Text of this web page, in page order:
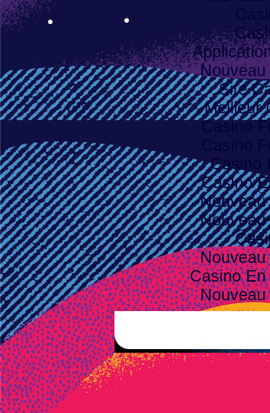
Site
Meilleur
Casino
Casino
Casino
Casino